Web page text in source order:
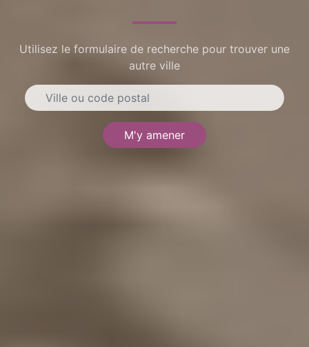
Utilisez le formulaire de recherche pour trouver une
autre ville
M'y amener